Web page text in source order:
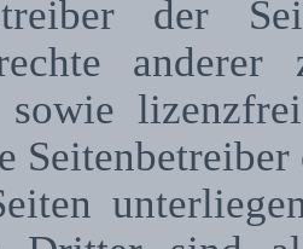
der
sowie